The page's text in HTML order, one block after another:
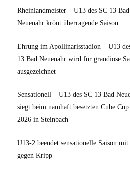
Rheinlandmeister – U13 des SC 13 Bad
Neuenahr krönt überragende Saison
Ehrung im Apollinarisstadion – U13
13 Bad Neuenahr wird für grandiose
ausgezeichnet
Sensationell – U13 des SC 13 Bad
siegt beim namhaft besetzten Cube
2026 in Steinbach
U13-2 beendet sensationelle Saison mit
gegen Kripp